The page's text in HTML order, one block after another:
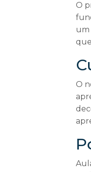
O
um
O